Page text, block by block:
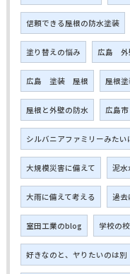
信頼できる屋根の防水塗装
塗り替えの悩み 広島 外
広島 塗装 屋根 屋根
屋根と外壁の防水 広島
シルバニアファミリーみたい
大規模災害に備えて 泥水
大雨に備えて考える 過
室田工業のblog 学校の
好きなのと、ヤりたいのは別